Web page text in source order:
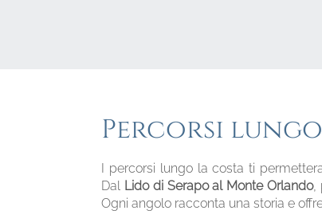
Percorsi
I percorsi lungo la costa ti
Dal Lido di Serapo al Monte Orlando,
Ogni angolo racconta una storia e